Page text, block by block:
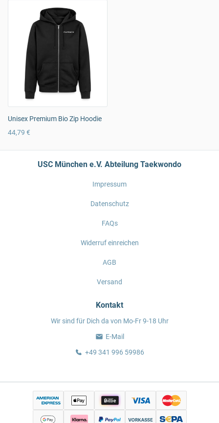
Unisex Premium Bio Zip Hoodie
44,79 €
USC München e.V. Abteilung Taekwondo
Impressum
Datenschutz
FAQs
Widerruf einreichen
AGB
Versand
Kontakt
Wir sind für Dich da von Mo-Fr 9-18 Uhr
E-Mail
+49 341 996 59986